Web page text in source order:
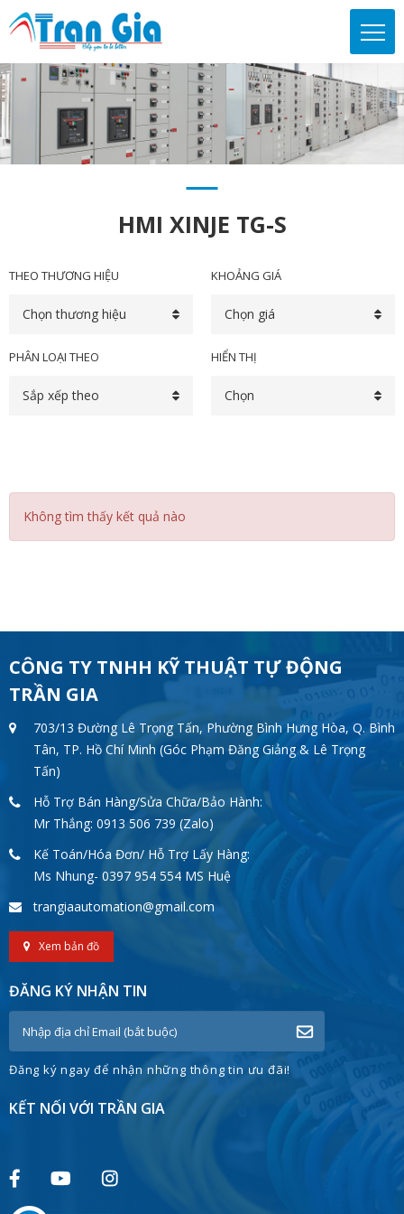
HMI XINJE TG-S
THEO THƯƠNG HIỆU
Chọn thương hiệu
KHOẢNG GIÁ
Chọn giá
PHÂN LOẠI THEO
Sắp xếp theo
HIỂN THỊ
Chọn
Không tìm thấy kết quả nào
CÔNG TY TNHH KỸ THUẬT TỰ ĐỘNG
TRẦN GIA
703/13 Đường Lê Trọng Tấn, Phường Bình Hưng Hòa, Q. Bình
Tân, TP. Hồ Chí Minh (Góc Phạm Đăng Giảng & Lê Trọng
Tấn)
Hỗ Trợ Bán Hàng/Sửa Chữa/Bảo Hành:
Mr Thắng: 0913 506 739 (Zalo)
Kế Toán/Hóa Đơn/ Hỗ Trợ Lấy Hàng:
Ms Nhung- 0397 954 554 MS Huệ
trangiaautomation@gmail.com
Xem bản đồ
ĐĂNG KÝ NHẬN TIN
Đăng ký ngay để nhận những thông tin ưu đãi!
KẾT NỐI VỚI TRẦN GIA